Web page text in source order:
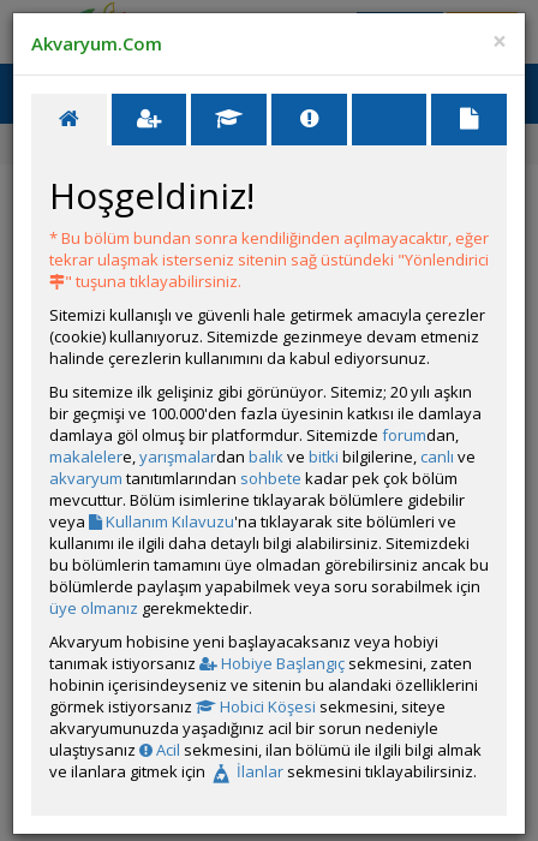
Ana Menü
Ana Sayfa
Forum Üye Profili
ÖZELLİKLER
Kullanıcı Adı:
tukabu
Kullanıcı Grubu:
Forum Üyesi
Geri Bildirimleri:
0 adet mevcut.
Aldığı Beğeni:
0
Hesap Durumu:
Aktif
Durumu:
Çevrim Dışı
Üyelik Tarihi:
09 Haziran 2026 21:15
Son Ziyaret:
04 Ağustos 2026 21:08
Toplam Mesaj:
0
Üyenin Mesaj ve İlanlarını Gör
Üyenin Açtığı Konuları Gör
Üyeden ÖM Almayı Engelle
×
Akvaryum.Com
Hoşgeldiniz!
* Bu bölüm bundan sonra kendiliğinden açılmayacaktır, eğer
tekrar ulaşmak isterseniz sitenin sağ üstündeki "Yönlendirici
" tuşuna tıklayabilirsiniz.
Sitemizi kullanışlı ve güvenli hale getirmek amacıyla çerezler
(cookie) kullanıyoruz. Sitemizde gezinmeye devam etmeniz
halinde çerezlerin kullanımını da kabul ediyorsunuz.
Bu sitemize ilk gelişiniz gibi görünüyor. Sitemiz; 20 yılı aşkın
bir geçmişi ve 100.000'den fazla üyesinin katkısı ile damlaya
damlaya göl olmuş bir platformdur. Sitemizde forumdan,
makalelere,yarışmalardan balıkve bitki bilgilerine, canlı ve
akvaryum tanıtımlarından sohbete kadar pek çok bölüm
mevcuttur. Bölüm isimlerine tıklayarak bölümlere gidebilir
veya
Kullanım Kılavuzu'na tıklayarak site bölümleri ve
kullanımı ile ilgili daha detaylı bilgi alabilirsiniz. Sitemizdeki
bu bölümlerin tamamını üye olmadan görebilirsiniz ancak bu
bölümlerde paylaşım yapabilmek veya soru sorabilmek için
üye olmanız gerekmektedir.
Akvaryum hobisine yeni başlayacaksanız veya hobiyi
tanımak istiyorsanız
Hobiye Başlangıç sekmesini, zaten
hobinin içerisindeyseniz ve sitenin bu alandaki özelliklerini
görmek istiyorsanız
Hobici Köşesi sekmesini, siteye
akvaryumunuzda yaşadığınız acil bir sorun nedeniyle
ulaştıysanız
Acil sekmesini, ilan bölümü ile ilgili bilgi almak
ve ilanlara gitmek için
İlanlar sekmesini tıklayabilirsiniz.